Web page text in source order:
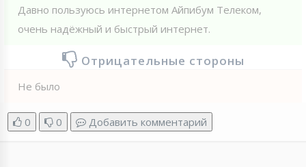
Давно пользуюсь интернетом Айпибум Телеком,
очень надёжный и быстрый интернет.
Отрицательные стороны
Не было
0 0 Добавить комментарий